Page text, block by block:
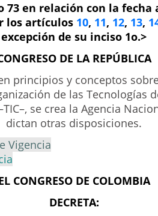
73 en relación con la
los artículos 10, 11, 12, 13,
excepción de su inciso 1o.>
DE LA REPÚBLICA
principios y conceptos
de las Tecnologías
se crea la Agencia
dictan otras disposiciones.
Vigencia
CONGRESO DE COLOMBIA
DECRETA: